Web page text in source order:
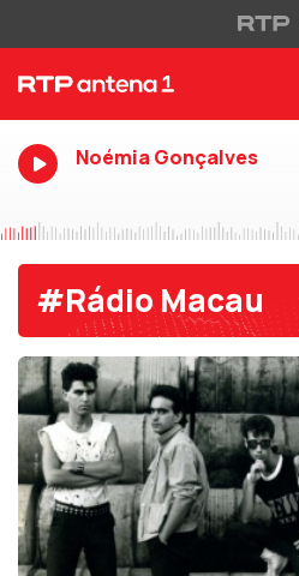
Noémia Gonçalves
#Rádio Macau